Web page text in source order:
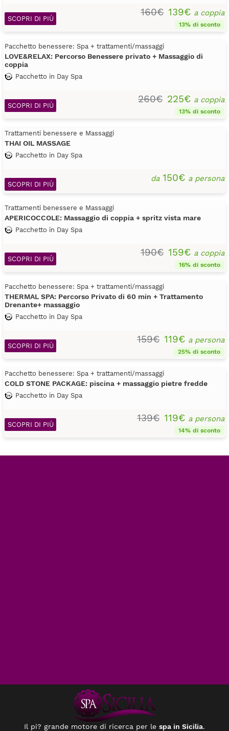
160€ 139€ a coppia
13% di sconto
SCOPRI DI PIÙ
Pacchetto benessere: Spa + trattamenti/massaggi
LOVE&RELAX: Percorso Benessere privato + Massaggio di
coppia
Pacchetto in Day Spa
260€ 225€ a coppia
13% di sconto
SCOPRI DI PIÙ
Trattamenti benessere e Massaggi
THAI OIL MASSAGE
Pacchetto in Day Spa
da150€ a persona
SCOPRI DI PIÙ
Trattamenti benessere e Massaggi
APERICOCCOLE: Massaggio di coppia + spritz vista mare
Pacchetto in Day Spa
190€ 159€ a coppia
16% di sconto
SCOPRI DI PIÙ
Pacchetto benessere: Spa + trattamenti/massaggi
THERMAL SPA: Percorso Privato di 60 min + Trattamento
Drenante+ massaggio
Pacchetto in Day Spa
159€ 119€ a persona
25% di sconto
SCOPRI DI PIÙ
Pacchetto benessere: Spa + trattamenti/massaggi
COLD STONE PACKAGE: piscina + massaggio pietre fredde
Pacchetto in Day Spa
139€ 119€ a persona
14% di sconto
SCOPRI DI PIÙ
Il pi? grande motore di ricerca per le spa in Sicilia.